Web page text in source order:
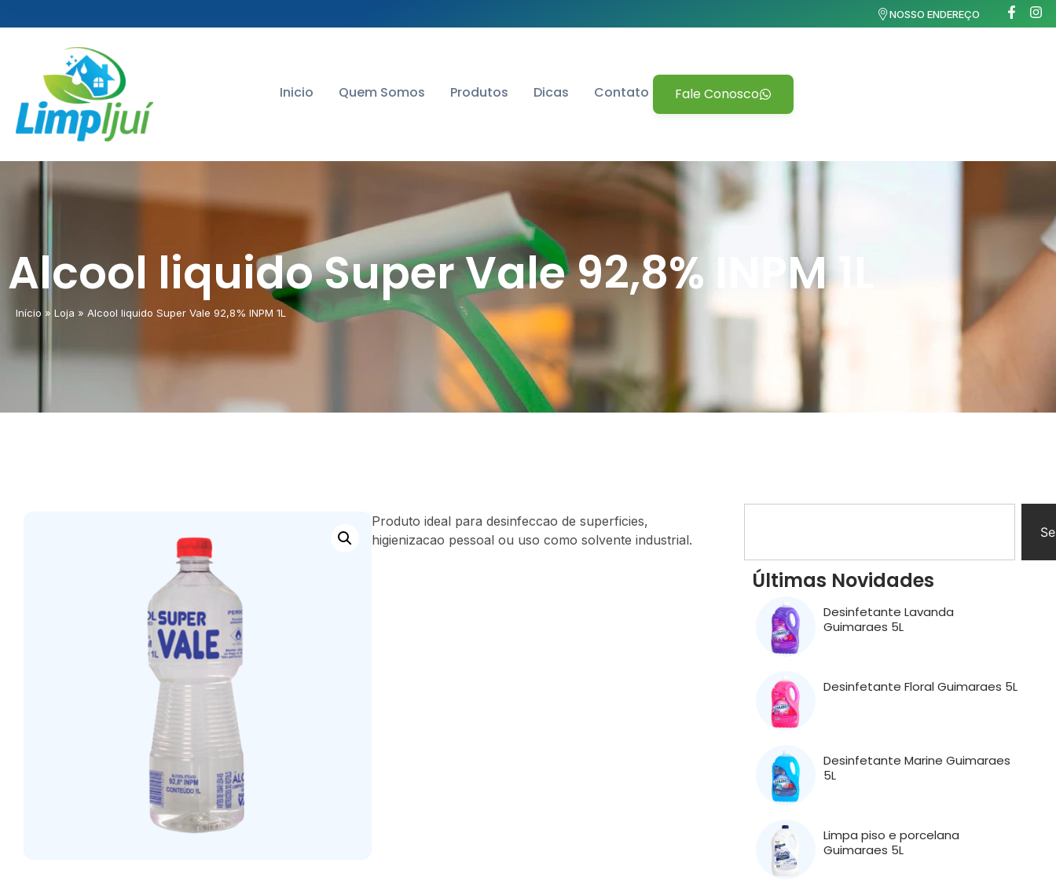
NOSSO ENDEREÇO
Inicio Quem Somos Produtos Dicas Contato Fale Conosco
Alcool liquido Super Vale 92,8% INPM 1L
Início » Loja » Alcool liquido Super Vale 92,8% INPM 1L
Produto ideal para desinfeccao de superficies,
higienizacao pessoal ou uso como solvente industrial.
Últimas Novidades
Desinfetante Lavanda
Guimaraes 5L
Desinfetante Floral Guimaraes 5L
Desinfetante Marine Guimaraes
5L
Limpa piso e porcelana
Guimaraes 5L